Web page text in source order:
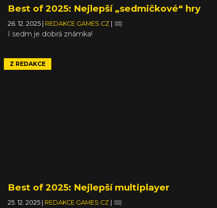
Best of 2025: Nejlepší „sedmičkové“ hry
26. 12. 2025 REDAKCE GAMES.CZ
I sedm je dobrá známka!
Z REDAKCE
Best of 2025: Nejlepší multiplayer
25. 12. 2025 REDAKCE GAMES.CZ